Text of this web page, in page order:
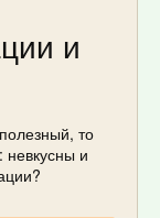
и
то
невкусны и